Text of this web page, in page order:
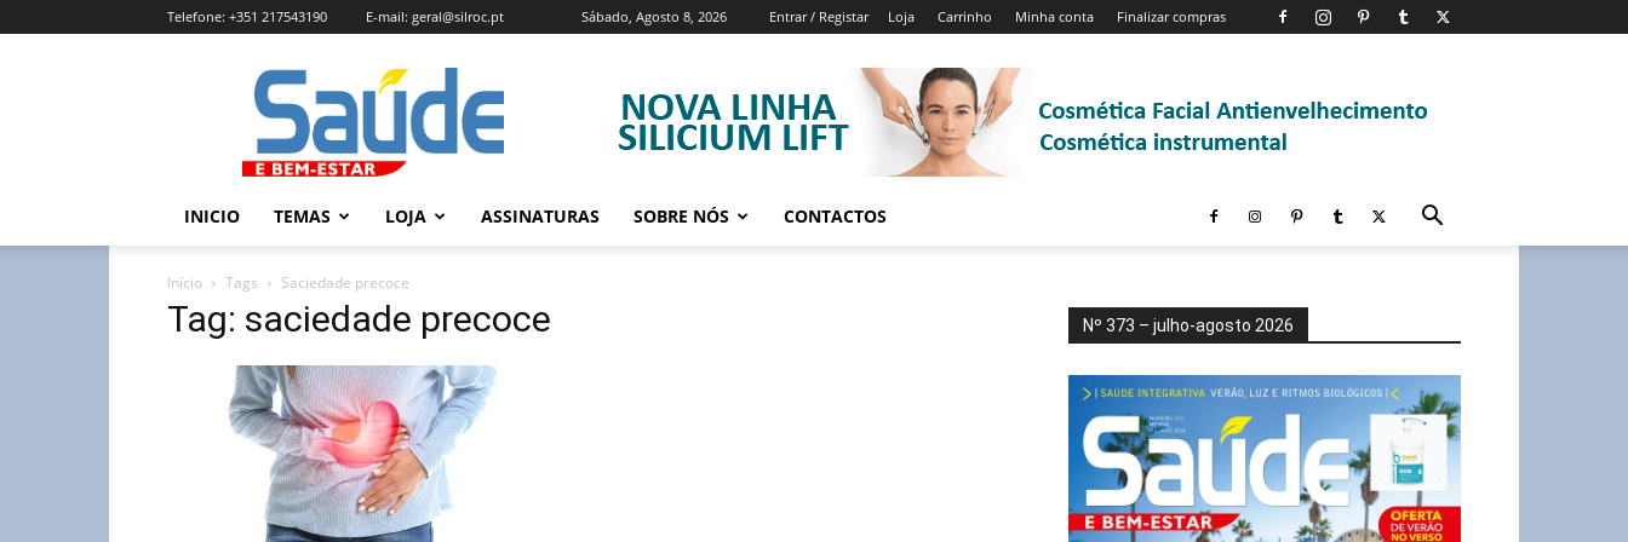
Sábado, Agosto 8, 2026 Entrar / Registar Loja Carrinho Minha conta Finalizar compras
Telefone: +351 217543190 E-mail: geral@silroc.pt
Revista
Saúde
e
Bem
Estar
Edição
INICIO TEMAS LOJA ASSINATURAS SOBRE NÓS CONTACTOS
Início Tags Saciedade precoce
Tag: saciedade precoce Nº 373 – julho-agosto 2026